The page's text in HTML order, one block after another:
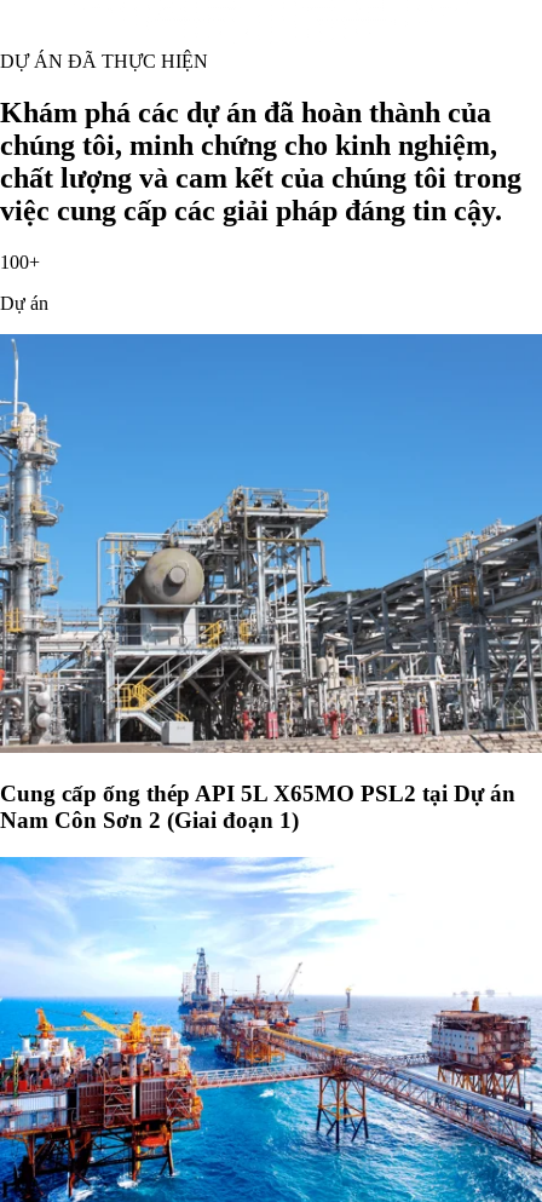
DỰ ÁN ĐÃ THỰC HIỆN
Khám phá các dự án đã hoàn thành của
chúng tôi, minh chứng cho kinh nghiệm,
chất lượng và cam kết của chúng tôi trong
việc cung cấp các giải pháp đáng tin cậy.
100+
Dự án
Cung cấp ống thép API 5L X65MO PSL2 tại Dự án
Nam Côn Sơn 2 (Giai đoạn 1)